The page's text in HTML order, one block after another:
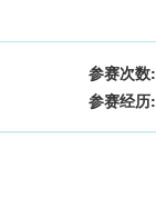
参赛次数:
参赛经历: